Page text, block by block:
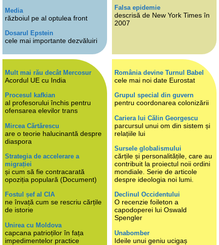
Media
războiul pe al optulea front
Dosarul Epstein
cele mai importante dezvăluiri
Falsa epidemie
descrisă de New York Times în
2007
Mult mai rău decât Mercosur
Acordul UE cu India
Procesul kafkian
al profesorului închis pentru
ofensarea elevilor trans
Mircea Cărtărescu
are o teorie halucinantă despre
diaspora
Strategia de accelerare a
migrației
și cum să fie contracarată
opoziția populară (Document)
Fostul șef al CIA
ne învață cum se rescriu cărțile
de istorie
Unirea cu Moldova
capcana patrioților în fața
impedimentelor practice
România devine Turnul Babel
cele mai noi date Eurostat
Grupul special din guvern
pentru coordonarea colonizării
Cariera lui Călin Georgescu
parcursul unui om din sistem și
relațiile lui
Sursele globalismului
cărțile și personalitățile, care au
contribuit la proiectul noii ordini
mondiale. Serie de articole
despre ideologia noi lumi.
Declinul Occidentului
O recenzie foileton a
capodoperei lui Oswald
Spengler
Unabomber
Ideile unui geniu ucigaș